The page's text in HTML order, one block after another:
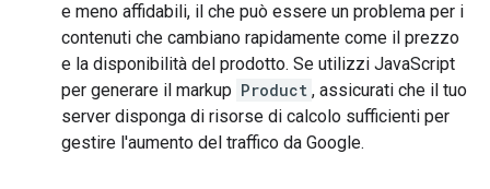
e meno affidabili, il che può essere un problema per i
contenuti che cambiano rapidamente come il prezzo
e la disponibilità del prodotto. Se utilizzi JavaScript
per generare il markup Product , assicurati che il tuo
server disponga di risorse di calcolo sufficienti per
gestire l'aumento del traffico da Google.